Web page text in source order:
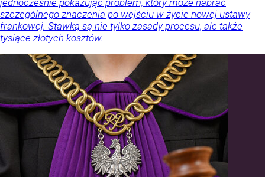
szczególnego znaczenia po wejściu w życie nowej ustawy
frankowej. Stawką są nie tylko zasady procesu, ale także
tysiące złotych kosztów.